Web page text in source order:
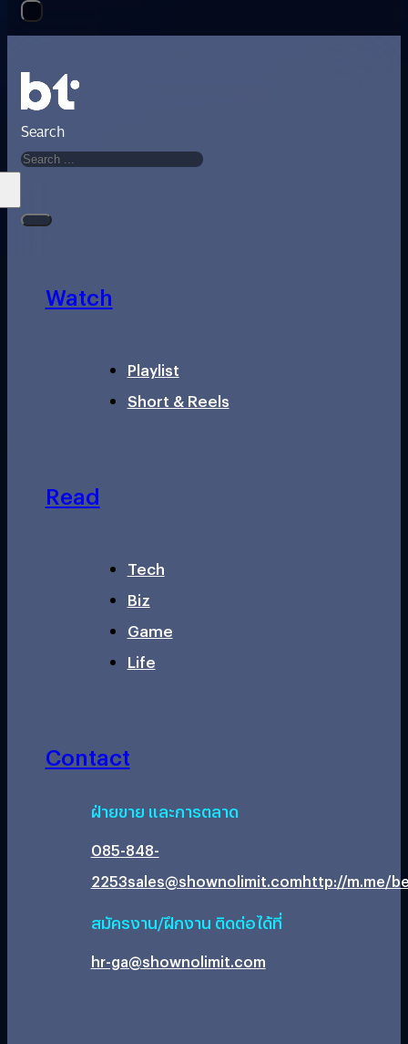
Search
Watch
Playlist
Short & Reels
Read
Tech
Biz
Game
Life
Contact
ฝ่ายขาย และการตลาด
085-848-
2253sales@shownolimit.comhttp://m.me/
สมัครงาน/ฝึกงาน ติดต่อได้ที่
hr-ga@shownolimit.com